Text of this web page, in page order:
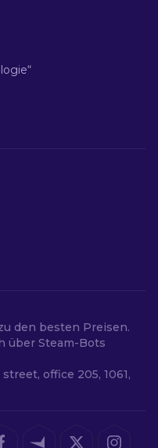
den besten Preisen.
über Steam-Bots
office 205, 1061,